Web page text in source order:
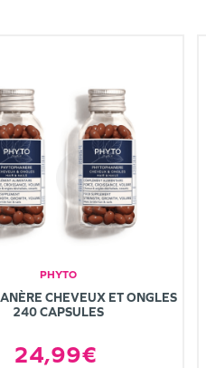
PHYTO
CHEVEUX ET ONGLES
240 CAPSULES
24,99€